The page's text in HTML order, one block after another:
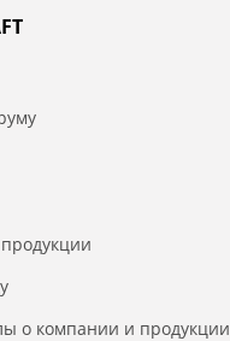
о компании и продукции